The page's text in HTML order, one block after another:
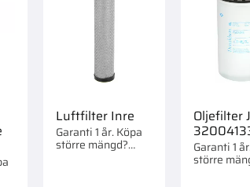
Luftfilter Inre
Garanti 1 år. Köpa
större mängd?
Oljefilter
Garanti 1
större